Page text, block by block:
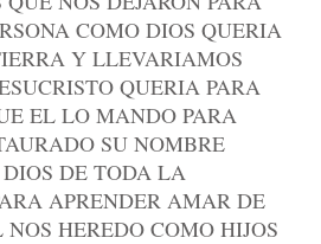
COMO DIOS QUERIA
Y LLEVARIAMOS
QUERIA PARA
EL LO MANDO PARA
SU NOMBRE
DE TODA LA
APRENDER AMAR DE
HEREDO COMO HIJOS